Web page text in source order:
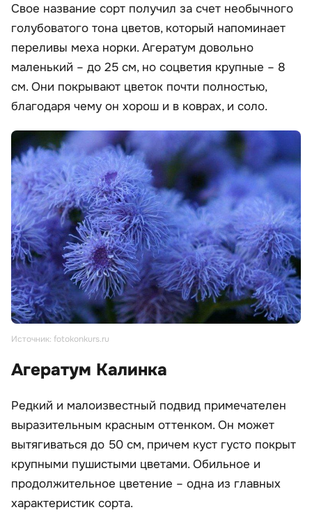
Свое название сорт получил за счет необычного
голубоватого тона цветов, который напоминает
переливы меха норки. Агератум довольно
маленький – до 25 см, но соцветия крупные – 8
см. Они покрывают цветок почти полностью,
благодаря чему он хорош и в коврах, и соло.
Источник: fotokonkurs.ru
Агератум Калинка
Редкий и малоизвестный подвид примечателен
выразительным красным оттенком. Он может
вытягиваться до 50 см, причем куст густо покрыт
крупными пушистыми цветами. Обильное и
продолжительное цветение – одна из главных
характеристик сорта.